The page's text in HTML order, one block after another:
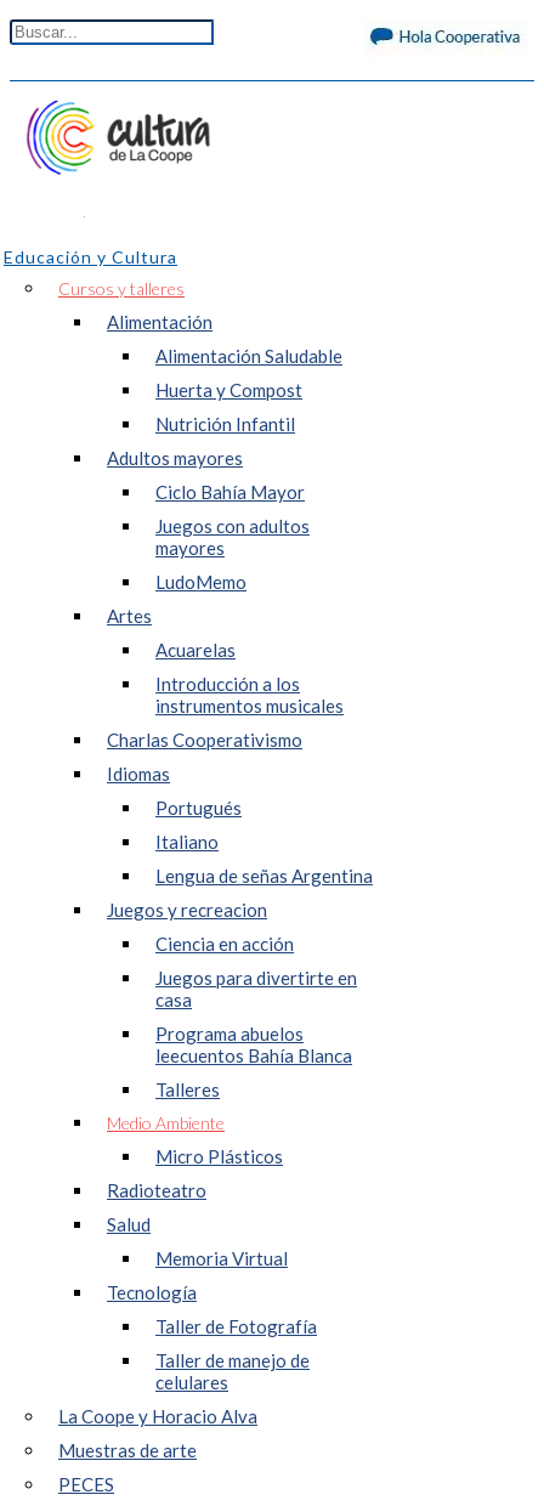
Educación y Cultura
Cursos y talleres
Alimentación
Alimentación Saludable
Huerta y Compost
Nutrición Infantil
Adultos mayores
Ciclo Bahía Mayor
Juegos con adultos
mayores
LudoMemo
Artes
Acuarelas
Introducción a los
instrumentos musicales
Charlas Cooperativismo
Idiomas
Portugués
Italiano
Lengua de señas Argentina
Juegos y recreacion
Ciencia en acción
Juegos para divertirte en
casa
Programa abuelos
leecuentos Bahía Blanca
Talleres
Medio Ambiente
Micro Plásticos
Radioteatro
Salud
Memoria Virtual
Tecnología
Taller de Fotografía
Taller de manejo de
celulares
La Coope y Horacio Alva
Muestras de arte
PECES